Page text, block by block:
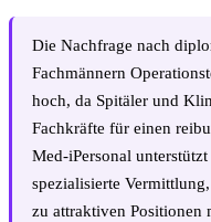
Die Nachfrage nach
Fachmännern
hoch, da Spitäler und
Fachkräfte für einen
Med-iPersonal
spezialisierte
zu attraktiven Positionen